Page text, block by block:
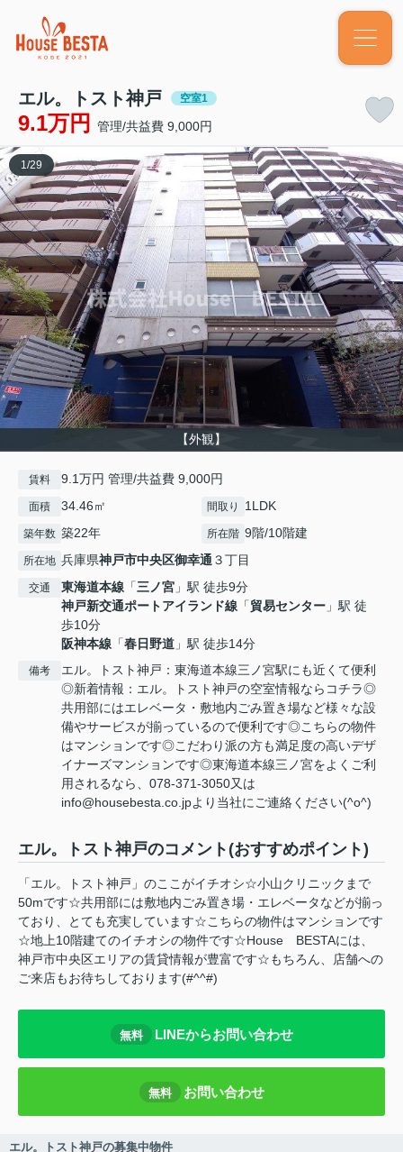
エル。トスト神戸 空室1
9.1万円 管理/共益費 9,000円
【外観】
1 /29
賃料 9.1万円 管理/共益費 9,000円
面積 34.46㎡ 間取り 1LDK
築年数 築22年 所在階 9階/10階建
所在地 兵庫県神戸市中央区御幸通 ３丁目
交通 東海道本線 「三ノ宮 」駅 徒歩9分
神戸新交通ポートアイランド線 「貿易センター 」駅 徒
歩10分
阪神本線 「春日野道 」駅 徒歩14分
備考
エル。トスト神戸：東海道本線三ノ宮駅にも近くて便利
◎新着情報：エル。トスト神戸の空室情報ならコチラ◎
共用部にはエレベータ・敷地内ごみ置き場など様々な設
備やサービスが揃っているので便利です◎こちらの物件
はマンションです◎こだわり派の方も満足度の高いデザ
イナーズマンションです◎東海道本線三ノ宮をよくご利
用されるなら、078-371-3050又は
info@housebesta.co.jpより当社にご連絡ください(^o^)
エル。トスト神戸のコメント(おすすめポイント)
「エル。トスト神戸」のここがイチオシ☆小山クリニックまで
50mです☆共用部には敷地内ごみ置き場・エレベータなどが揃っ
ており、とても充実しています☆こちらの物件はマンションです
☆地上10階建てのイチオシの物件です☆House BESTAには、
神戸市中央区エリアの賃貸情報が豊富です☆もちろん、店舗への
ご来店もお待ちしております(#^^#)
無料 LINEからお問い合わせ
無料 お問い合わせ
エル。トスト神戸の募集中物件